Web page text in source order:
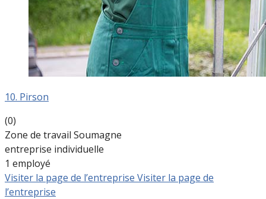
10. Pirson
(0)
Zone de travail Soumagne
entreprise individuelle
1 employé
Visiter la page de l’entreprise Visiter la page de
l’entreprise